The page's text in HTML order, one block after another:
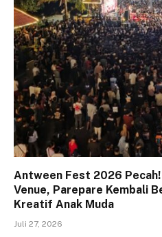
Antween Fest 2026
Venue, Parepare Kembali
Kreatif Anak Muda
Juli 27, 2026